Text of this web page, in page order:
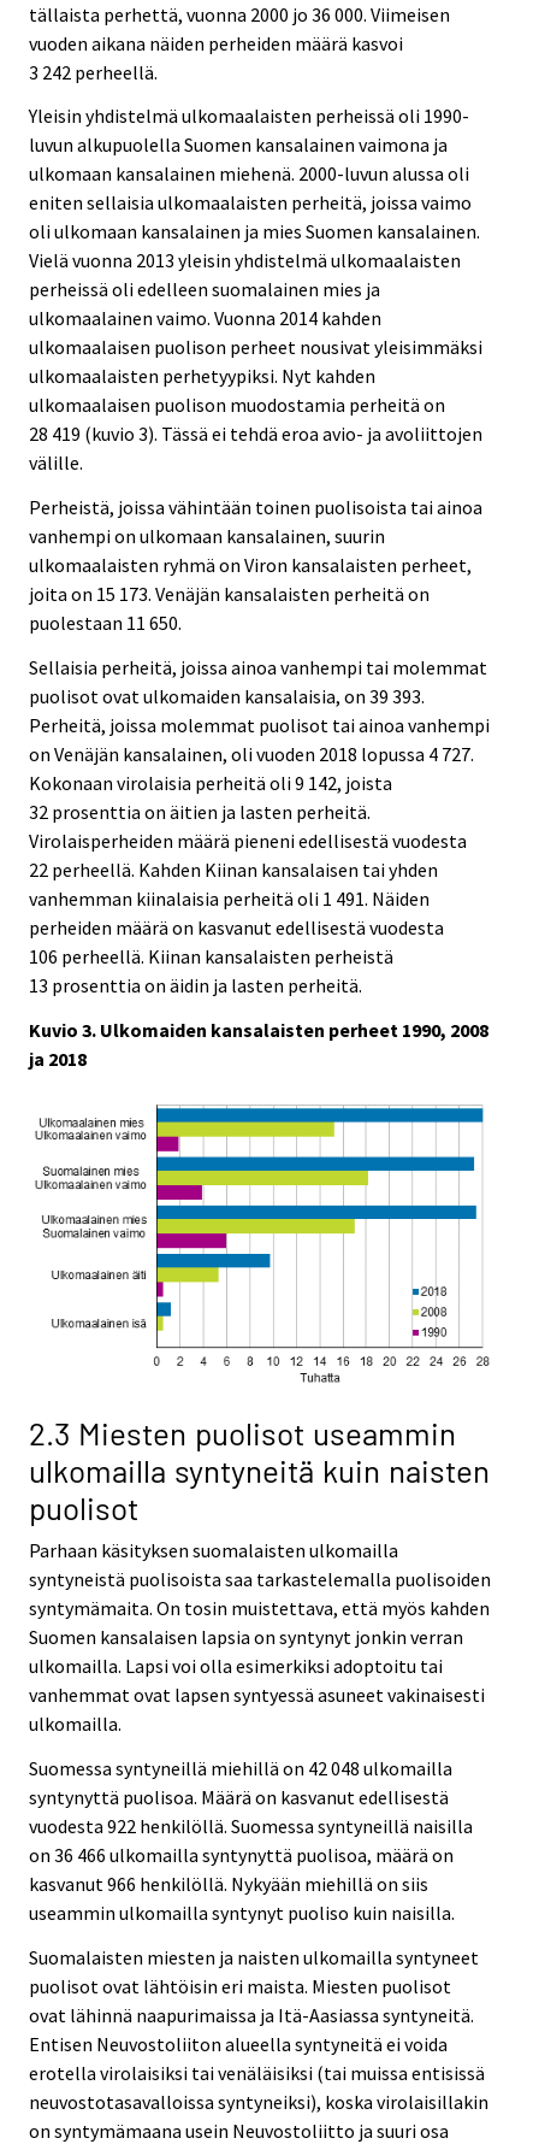
tällaista perhettä, vuonna 2000 jo 36 000. Viimeisen
vuoden aikana näiden perheiden määrä kasvoi
3 242 perheellä.
Yleisin yhdistelmä ulkomaalaisten perheissä oli 1990-
luvun alkupuolella Suomen kansalainen vaimona ja
ulkomaan kansalainen miehenä. 2000-luvun alussa oli
eniten sellaisia ulkomaalaisten perheitä, joissa vaimo
oli ulkomaan kansalainen ja mies Suomen kansalainen.
Vielä vuonna 2013 yleisin yhdistelmä ulkomaalaisten
perheissä oli edelleen suomalainen mies ja
ulkomaalainen vaimo. Vuonna 2014 kahden
ulkomaalaisen puolison perheet nousivat yleisimmäksi
ulkomaalaisten perhetyypiksi. Nyt kahden
ulkomaalaisen puolison muodostamia perheitä on
28 419 (kuvio 3). Tässä ei tehdä eroa avio- ja avoliittojen
välille.
Perheistä, joissa vähintään toinen puolisoista tai ainoa
vanhempi on ulkomaan kansalainen, suurin
ulkomaalaisten ryhmä on Viron kansalaisten perheet,
joita on 15 173. Venäjän kansalaisten perheitä on
puolestaan 11 650.
Sellaisia perheitä, joissa ainoa vanhempi tai molemmat
puolisot ovat ulkomaiden kansalaisia, on 39 393.
Perheitä, joissa molemmat puolisot tai ainoa vanhempi
on Venäjän kansalainen, oli vuoden 2018 lopussa 4 727.
Kokonaan virolaisia perheitä oli 9 142, joista
32 prosenttia on äitien ja lasten perheitä.
Virolaisperheiden määrä pieneni edellisestä vuodesta
22 perheellä. Kahden Kiinan kansalaisen tai yhden
vanhemman kiinalaisia perheitä oli 1 491. Näiden
perheiden määrä on kasvanut edellisestä vuodesta
106 perheellä. Kiinan kansalaisten perheistä
13 prosenttia on äidin ja lasten perheitä.
Kuvio 3. Ulkomaiden kansalaisten perheet 1990, 2008
ja 2018
2.3 Miesten puolisot useammin
ulkomailla syntyneitä kuin naisten
puolisot
Parhaan käsityksen suomalaisten ulkomailla
syntyneistä puolisoista saa tarkastelemalla puolisoiden
syntymämaita. On tosin muistettava, että myös kahden
Suomen kansalaisen lapsia on syntynyt jonkin verran
ulkomailla. Lapsi voi olla esimerkiksi adoptoitu tai
vanhemmat ovat lapsen syntyessä asuneet vakinaisesti
ulkomailla.
Suomessa syntyneillä miehillä on 42 048 ulkomailla
syntynyttä puolisoa. Määrä on kasvanut edellisestä
vuodesta 922 henkilöllä. Suomessa syntyneillä naisilla
on 36 466 ulkomailla syntynyttä puolisoa, määrä on
kasvanut 966 henkilöllä. Nykyään miehillä on siis
useammin ulkomailla syntynyt puoliso kuin naisilla.
Suomalaisten miesten ja naisten ulkomailla syntyneet
puolisot ovat lähtöisin eri maista. Miesten puolisot
ovat lähinnä naapurimaissa ja Itä-Aasiassa syntyneitä.
Entisen Neuvostoliiton alueella syntyneitä ei voida
erotella virolaisiksi tai venäläisiksi (tai muissa entisissä
neuvostotasavalloissa syntyneiksi), koska virolaisillakin
on syntymämaana usein Neuvostoliitto ja suuri osa